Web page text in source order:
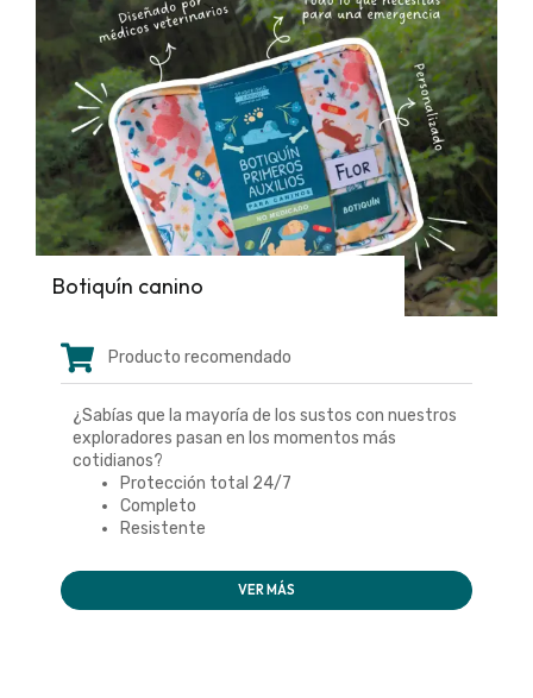
Botiquín canino
Producto recomendado
¿Sabías que la mayoría de los sustos con nuestros
exploradores pasan en los momentos más
cotidianos?
Protección total 24/7
Completo
Resistente
VER MÁS